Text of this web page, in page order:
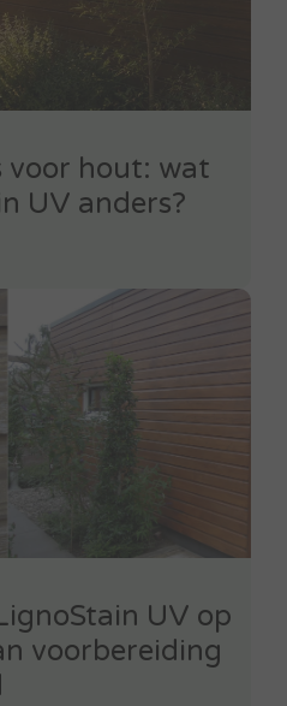
voor hout: wat
UV anders?
UV op
voorbereiding